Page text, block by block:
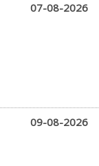
07-08-2026
09-08-2026